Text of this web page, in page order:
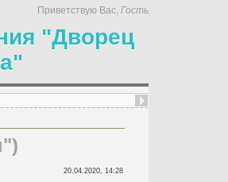
Приветствую Вас, Гость
"Дворец
20.04.2020, 14:28